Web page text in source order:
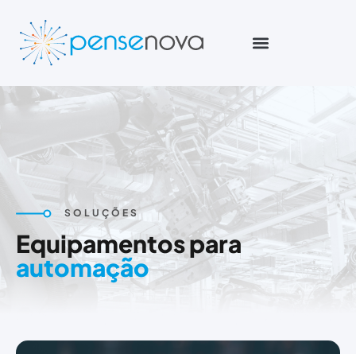
SOLUÇÕES
Equipamentos para
automação